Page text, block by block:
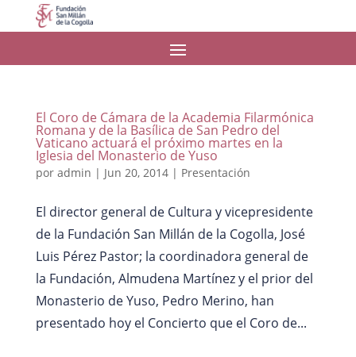
El Coro de Cámara de la Academia Filarmónica
Romana y de la Basílica de San Pedro del
Vaticano actuará el próximo martes en la
Iglesia del Monasterio de Yuso
por admin | Jun 20, 2014| Presentación
El director general de Cultura y vicepresidente
de la Fundación San Millán de la Cogolla, José
Luis Pérez Pastor; la coordinadora general de
la Fundación, Almudena Martínez y el prior del
Monasterio de Yuso, Pedro Merino, han
presentado hoy el Concierto que el Coro de...